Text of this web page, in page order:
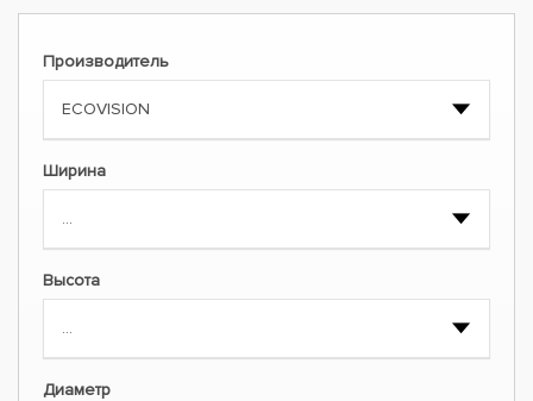
Производитель
Ширина
Высота
Диаметр